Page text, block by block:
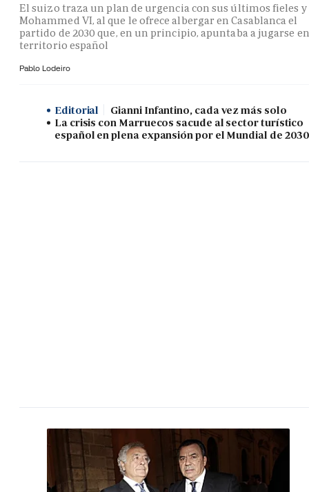
El suizo traza un plan de urgencia con sus últimos fieles y
Mohammed VI, al que le ofrece albergar en Casablanca el
partido de 2030 que, en un principio, apuntaba a jugarse en
territorio español
Pablo Lodeiro
Editorial
Gianni Infantino, cada vez más solo
La crisis con Marruecos sacude al sector turístico
español en plena expansión por el Mundial de